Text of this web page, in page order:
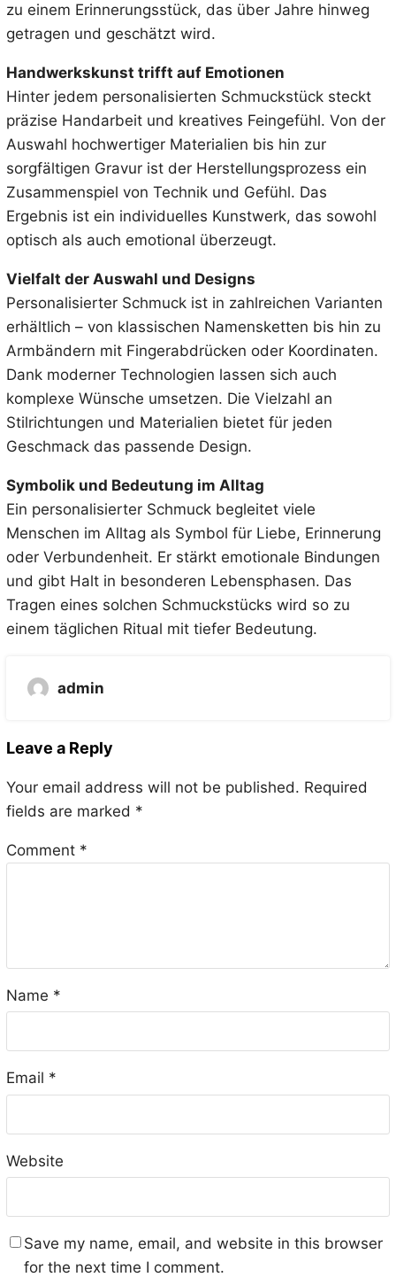
zu einem Erinnerungsstück, das über Jahre hinweg
getragen und geschätzt wird.
Handwerkskunst trifft auf Emotionen
Hinter jedem personalisierten Schmuckstück steckt
präzise Handarbeit und kreatives Feingefühl. Von der
Auswahl hochwertiger Materialien bis hin zur
sorgfältigen Gravur ist der Herstellungsprozess ein
Zusammenspiel von Technik und Gefühl. Das
Ergebnis ist ein individuelles Kunstwerk, das sowohl
optisch als auch emotional überzeugt.
Vielfalt der Auswahl und Designs
Personalisierter Schmuck ist in zahlreichen Varianten
erhältlich – von klassischen Namensketten bis hin zu
Armbändern mit Fingerabdrücken oder Koordinaten.
Dank moderner Technologien lassen sich auch
komplexe Wünsche umsetzen. Die Vielzahl an
Stilrichtungen und Materialien bietet für jeden
Geschmack das passende Design.
Symbolik und Bedeutung im Alltag
Ein personalisierter Schmuck begleitet viele
Menschen im Alltag als Symbol für Liebe, Erinnerung
oder Verbundenheit. Er stärkt emotionale Bindungen
und gibt Halt in besonderen Lebensphasen. Das
Tragen eines solchen Schmuckstücks wird so zu
einem täglichen Ritual mit tiefer Bedeutung.
admin
Leave a Reply
Your email address will not be published. Required
fields are marked *
Comment *
Name *
Email *
Website
Save my name, email, and website in this browser
for the next time I comment.